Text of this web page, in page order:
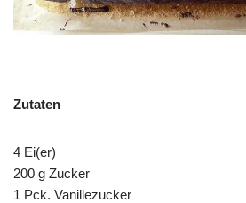
Zutaten
4 Ei(er)
200 g Zucker
1 Pck. Vanillezucker